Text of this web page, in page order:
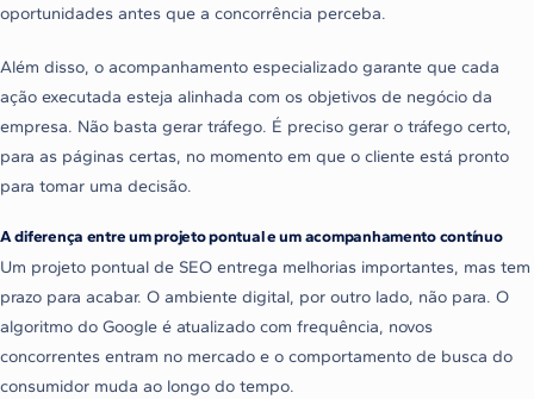
oportunidades antes que a concorrência perceba.
Além disso, o acompanhamento especializado garante que cada
ação executada esteja alinhada com os objetivos de negócio da
empresa. Não basta gerar tráfego. É preciso gerar o tráfego certo,
para as páginas certas, no momento em que o cliente está pronto
para tomar uma decisão.
A diferença entre um projeto pontual e um acompanhamento contínuo
Um projeto pontual de SEO entrega melhorias importantes, mas tem
prazo para acabar. O ambiente digital, por outro lado, não para. O
algoritmo do Google é atualizado com frequência, novos
concorrentes entram no mercado e o comportamento de busca do
consumidor muda ao longo do tempo.